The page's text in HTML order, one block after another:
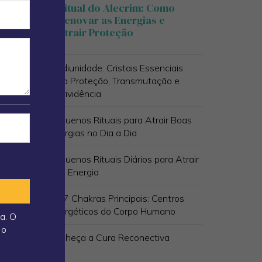
Ritual do Alecrim: Como
Renovar as Energias e
Atrair Proteção
Mediunidade: Cristais Essenciais
para Proteção, Transmutação e
Clarividência
Pequenos Rituais para Atrair Boas
Energias no Dia a Dia
Pequenos Rituais Diários para Atrair
Boa Energia
Os 7 Chakras Principais: Centros
Energéticos do Corpo Humano
Conheça a Cura Reconectiva
O